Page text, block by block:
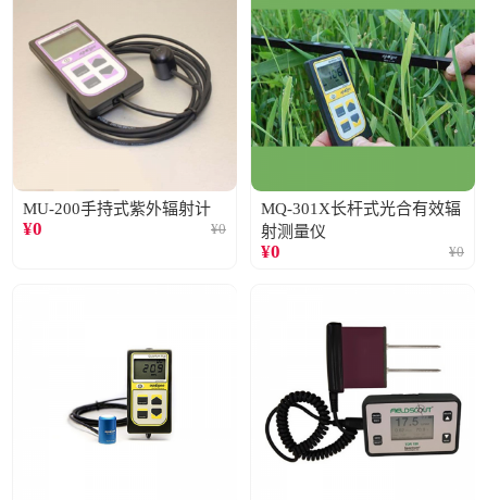
MU-200手持式紫外辐射计
¥0 ¥0
MQ-301X长杆式光合有效辐
射测量仪
¥0 ¥0